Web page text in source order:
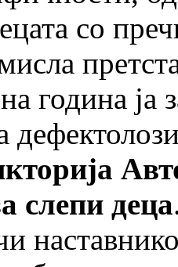
со
година ја
слепи деца